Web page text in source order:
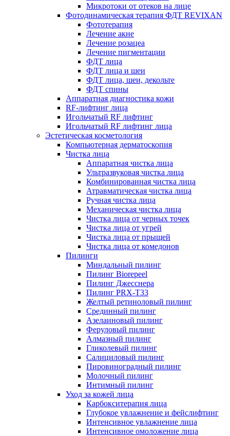
Микротоки от отеков на лице
Фотодинамическая терапия ФДТ REVIXAN
Фототерапия
Лечение акне
Лечение розацеа
Лечение пигментации
ФДТ лица
ФДТ лица и шеи
ФДТ лица, шеи, декольте
ФДТ спины
Аппаратная диагностика кожи
RF-лифтинг лица
Игольчатый RF лифтинг
Игольчатый RF лифтинг лица
Эстетическая косметология
Компьютерная дерматоскопия
Чистка лица
Аппаратная чистка лица
Ультразвуковая чистка лица
Комбинированная чистка лица
Атравматическая чистка лица
Ручная чистка лица
Механическая чистка лица
Чистка лица от черных точек
Чистка лица от угрей
Чистка лица от прыщей
Чистка лица от комедонов
Пилинги
Миндальный пилинг
Пилинг Biorepeel
Пилинг Джесснера
Пилинг PRX-T33
Желтый ретиноловый пилинг
Срединный пилинг
Азелаиновый пилинг
Феруловый пилинг
Алмазный пилинг
Гликолевый пилинг
Салициловый пилинг
Пировиноградный пилинг
Молочный пилинг
Интимный пилинг
Уход за кожей лица
Карбокситерапия лица
Глубокое увлажнение и фейслифтинг
Интенсивное увлажнение лица
Интенсивное омоложение лица